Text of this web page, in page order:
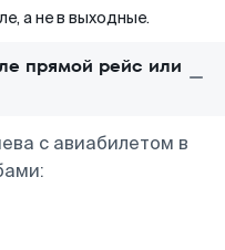
а не в выходные.
прямой рейс или
с авиабилетом в